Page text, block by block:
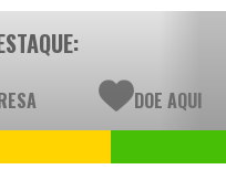
DOE AQUI